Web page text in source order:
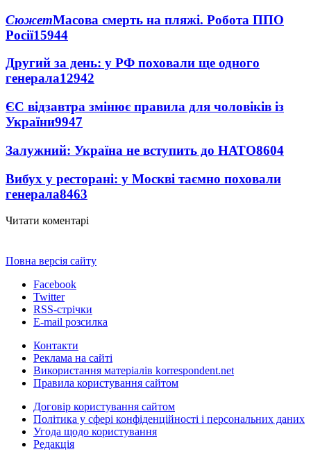
СюжетМасова смерть на пляжі. Робота ППО
Росії15944
Другий за день: у РФ поховали ще одного
генерала12942
ЄС відзавтра змінює правила для чоловіків із
України9947
Залужний: Україна не вступить до НАТО8604
Вибух у ресторані: у Москві таємно поховали
генерала8463
Читати коментарі
Повна версія сайту
Facebook
Twitter
RSS-стрічки
E-mail розсилка
Контакти
Реклама на сайті
Використання матеріалів korrespondent.net
Правила користування сайтом
Договір користування сайтом
Політика у сфері конфіденційності і персональних даних
Угода щодо користування
Редакція